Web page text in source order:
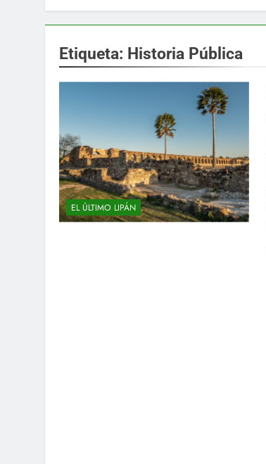
Etiqueta: Historia Pública
EL ÚLTIMO LIPÁN